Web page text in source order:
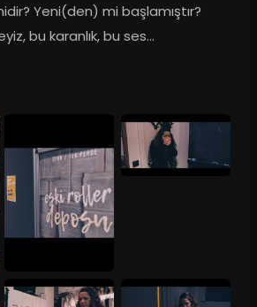
Yeni(den) mi başlamıştır?
bu karanlık, bu ses…